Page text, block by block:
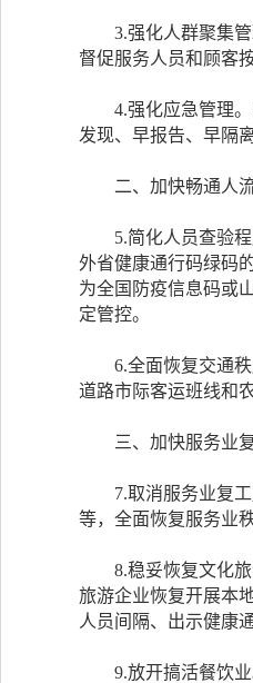
3.强化人群聚集管
督促服务人员和顾客
4.强化应急管理。
发现、早报告、早隔
二、加快畅通人
5.简化人员查验程
外省健康通行码绿码
为全国防疫信息码或
定管控。
6.全面恢复交通秩
道路市际客运班线和
三、加快服务业
7.取消服务业复工
等，全面恢复服务业
8.稳妥恢复文化旅
旅游企业恢复开展本
人员间隔、出示健康
9.放开搞活餐饮业